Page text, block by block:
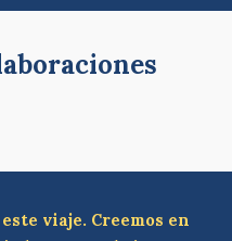
viaje. Creemos en